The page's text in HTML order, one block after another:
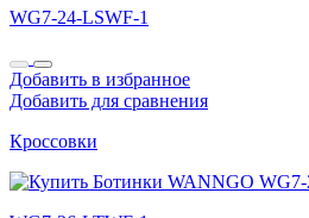
WG7-24-LSWF-1
Добавить в избранное
Добавить для сравнения
Кроссовки